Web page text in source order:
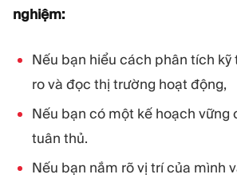
nghiệm:
Nếu bạn hiểu cách phân tích kỹ
ro và đọc thị trường hoạt động,
Nếu bạn có một kế hoạch vững
tuân thủ.
Nếu bạn nắm rõ vị trí của mình